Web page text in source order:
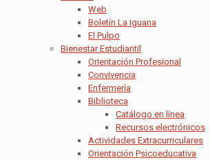
Web
Boletín La Iguana
El Pulpo
Bienestar Estudiantil
Orientación Profesional
Convivencia
Enfermería
Biblioteca
Catálogo en línea
Recursos electrónicos
Actividades Extracurriculares
Orientación Psicoeducativa